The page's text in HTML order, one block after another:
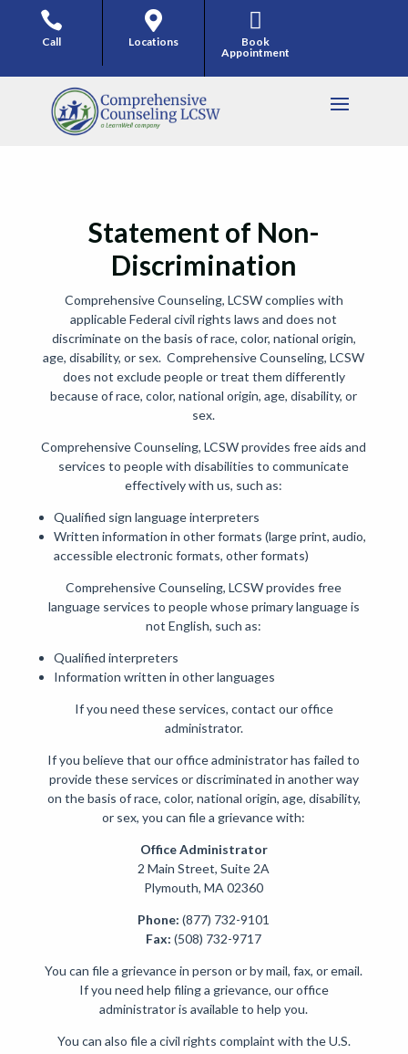

Call

Locations

Book
Appointment
Statement of Non-
Discrimination
Comprehensive Counseling, LCSW complies with
applicable Federal civil rights laws and does not
discriminate on the basis of race, color, national origin,
age, disability, or sex. Comprehensive Counseling, LCSW
does not exclude people or treat them differently
because of race, color, national origin, age, disability, or
sex.
Comprehensive Counseling, LCSW provides free aids and
services to people with disabilities to communicate
effectively with us, such as:
Qualified sign language interpreters
Written information in other formats (large print, audio,
accessible electronic formats, other formats)
Comprehensive Counseling, LCSW provides free
language services to people whose primary language is
not English, such as:
Qualified interpreters
Information written in other languages
If you need these services, contact our office
administrator.
If you believe that our office administrator has failed to
provide these services or discriminated in another way
on the basis of race, color, national origin, age, disability,
or sex, you can file a grievance with:
Office Administrator
2 Main Street, Suite 2A
Plymouth, MA 02360
Phone: (877) 732-9101
Fax: (508) 732-9717
You can file a grievance in person or by mail, fax, or email.
If you need help filing a grievance, our office
administrator is available to help you.
You can also file a civil rights complaint with the U.S.